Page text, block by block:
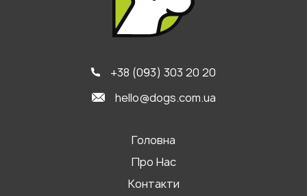
+38 (093) 303 20 20
hello@dogs.com.ua
Головна
Про Нас
Контакти